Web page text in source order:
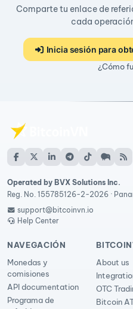
Comparte tu enlace de
cada
Inicia sesión para
¿Cómo
Operated by BVX Solutions Inc.
Reg. No. 155785126-2-2026 ·
support@bitcoinvn.io
Help Center
NAVEGACIÓN
Monedas y
comisiones
API documentation
Programa de
About us
OTC
Bitcoin